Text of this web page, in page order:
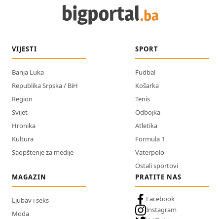
VIJESTI
Banja Luka
Republika Srpska / BiH
Region
Svijet
Hronika
Kultura
Saopštenje za medije
SPORT
Fudbal
Košarka
Tenis
Odbojka
Atletika
Formula 1
Vaterpolo
Ostali sportovi
MAGAZIN
Ljubav i seks
Moda
PRATITE NAS
Facebook
Instagram